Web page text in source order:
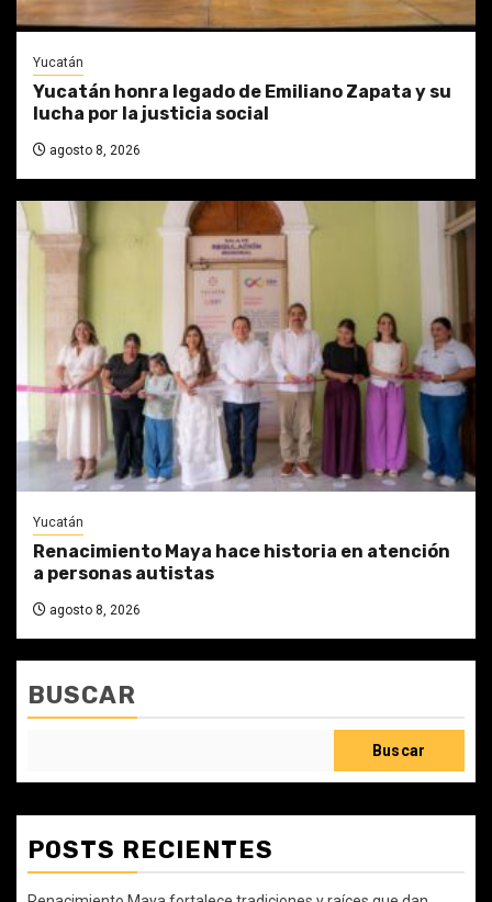
Yucatán
Yucatán honra legado de Emiliano Zapata y su
lucha por la justicia social
agosto 8, 2026
Yucatán
Renacimiento Maya hace historia en atención
a personas autistas
agosto 8, 2026
BUSCAR
Buscar
POSTS RECIENTES